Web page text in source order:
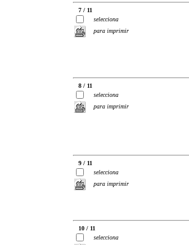
7 / 11
selecciona
para imprimir
8 / 11
selecciona
para imprimir
9 / 11
selecciona
para imprimir
10 / 11
selecciona